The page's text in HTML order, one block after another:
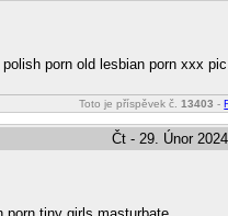
porn old lesbian porn xxx pic
Toto je příspěvek č.13403 -
Čt - 29. Únor